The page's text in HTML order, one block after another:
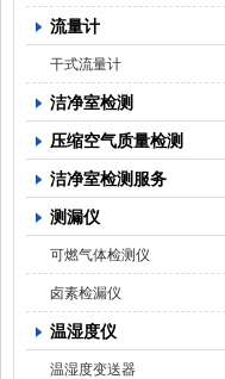
流量计
干式流量计
洁净室检测
压缩空气质量检测
洁净室检测服务
测漏仪
可燃气体检测仪
卤素检漏仪
温湿度仪
温湿度变送器